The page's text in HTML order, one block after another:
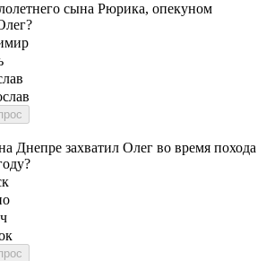
сына Рюрика, опекуном
вопрос
Днепре захватил Олег во время похода
вопрос